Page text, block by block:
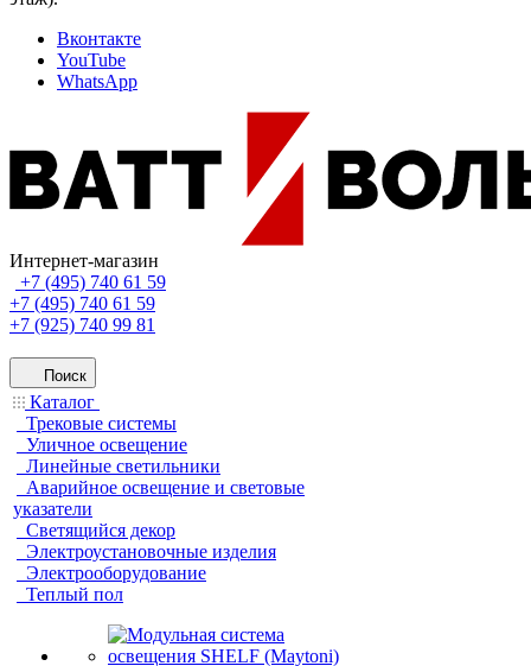
Вконтакте
YouTube
WhatsApp
Интернет-магазин
+7 (495) 740 61 59
+7 (495) 740 61 59
+7 (925) 740 99 81
Поиск
Каталог
Трековые системы
Уличное освещение
Линейные светильники
Аварийное освещение и световые
указатели
Светящийся декор
Электроустановочные изделия
Электрооборудование
Теплый пол